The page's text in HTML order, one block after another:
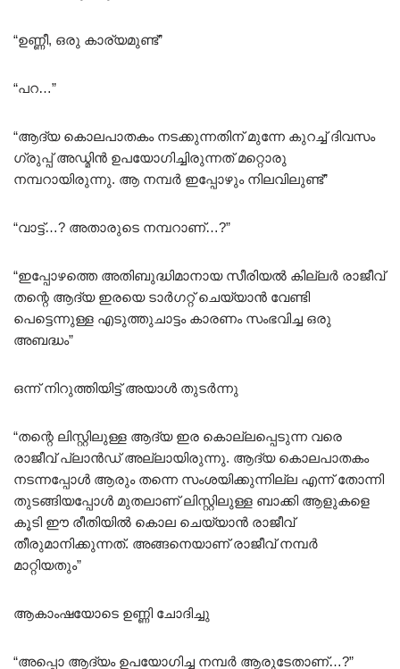
“ഉണ്ണീ, ഒരു കാര്യമുണ്ട്”
“പറ…”
“ആദ്യ കൊലപാതകം നടക്കുന്നതിന് മുന്നേ കുറച്ച് ദിവസം
ഗ്രുപ്പ് അഡ്മിൻ ഉപയോഗിച്ചിരുന്നത് മറ്റൊരു
നമ്പറായിരുന്നു. ആ നമ്പർ ഇപ്പോഴും നിലവിലുണ്ട്”
“വാട്ട്‌…? അതാരുടെ നമ്പറാണ്…?”
“ഇപ്പോഴത്തെ അതിബുദ്ധിമാനായ സീരിയൽ കില്ലർ രാജീവ്‌
തന്റെ ആദ്യ ഇരയെ ടാർഗറ്റ് ചെയ്യാൻ വേണ്ടി
പെട്ടെന്നുള്ള എടുത്തുചാട്ടം കാരണം സംഭവിച്ച ഒരു
അബദ്ധം”
ഒന്ന് നിറുത്തിയിട്ട് അയാൾ തുടർന്നു
“തന്റെ ലിസ്റ്റിലുള്ള ആദ്യ ഇര കൊല്ലപ്പെടുന്ന വരെ
രാജീവ്‌ പ്ലാൻഡ് അല്ലായിരുന്നു. ആദ്യ കൊലപാതകം
നടന്നപ്പോൾ ആരും തന്നെ സംശയിക്കുന്നില്ല എന്ന് തോന്നി
തുടങ്ങിയപ്പോൾ മുതലാണ് ലിസ്റ്റിലുള്ള ബാക്കി ആളുകളെ
കൂടി ഈ രീതിയിൽ കൊല ചെയ്യാൻ രാജീവ്‌
തീരുമാനിക്കുന്നത്. അങ്ങനെയാണ് രാജീവ്‌ നമ്പർ
മാറ്റിയതും”
ആകാംഷയോടെ ഉണ്ണി ചോദിച്ചു
“അപ്പൊ ആദ്യം ഉപയോഗിച്ച നമ്പർ ആരുടേതാണ്…?”